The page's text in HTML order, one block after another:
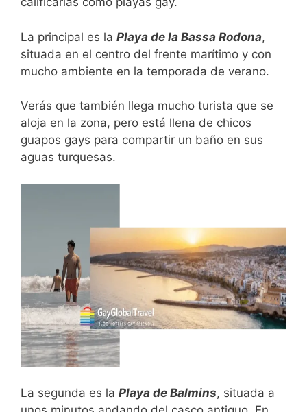
La principal es la Playa de la Bassa Rodona,
situada en el centro del frente marítimo y con
mucho ambiente en la temporada de verano.
Verás que también llega mucho turista que se
aloja en la zona, pero está llena de chicos
guapos gays para compartir un baño en sus
aguas turquesas.
La segunda es la Playa de Balmins, situada a